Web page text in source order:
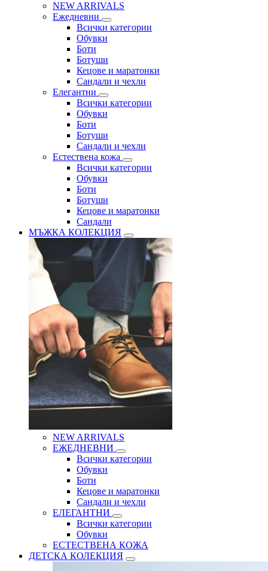
NEW ARRIVALS
Ежедневни
Всички категории
Обувки
Боти
Ботуши
Кецове и маратонки
Сандали и чехли
Елегантни
Всички категории
Обувки
Боти
Ботуши
Сандали и чехли
Естествена кожа
Всички категории
Обувки
Боти
Ботуши
Кецове и маратонки
Сандали
МЪЖКА КОЛЕКЦИЯ
NEW ARRIVALS
ЕЖЕДНЕВНИ
Всички категории
Обувки
Боти
Кецове и маратонки
Сандали и чехли
ЕЛЕГАНТНИ
Всички категории
Обувки
ЕСТЕСТВЕНА КОЖА
ДЕТСКА КОЛЕКЦИЯ